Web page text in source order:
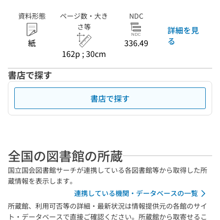
資料形態
紙
ページ数・大き
さ等
162p ; 30cm
NDC
336.49
詳細を見
る
書店で探す
書店で探す
全国の図書館の所蔵
国立国会図書館サーチが連携している各図書館等から取得した所
蔵情報を表示します。
連携している機関・データベースの一覧
所蔵館、利用可否等の詳細・最新状況は情報提供元の各館のサイ
ト・データベースで直接ご確認ください。所蔵館から取寄せるこ